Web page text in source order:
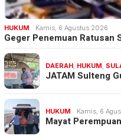
HUKUM Kamis, 6 Agustus 2026
Geger Penemuan Ratusan
DAERAH HUKUM
JATAM Sulteng
HUKUM Kamis, 6
Mayat